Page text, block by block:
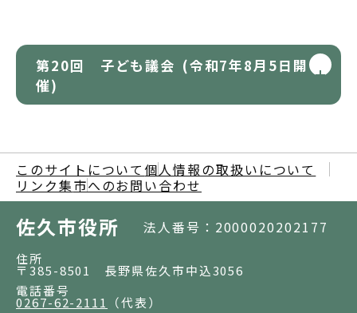
第20回 子ども議会 (令和7年8月5日開
催)
このサイトについて 個人情報の取扱いについて
リンク集市へのお問い合わせ
佐久市役所 法人番号：2000020202177
住所
〒385-8501 長野県佐久市中込3056
電話番号
0267-62-2111
（代表）